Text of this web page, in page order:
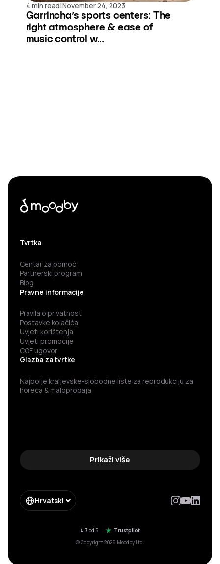
4 min read|November 24, 2023
Garrincha’s sports centers: The
right atmosphere & ease of
music control w...
Tvrtka
Centar za pomoć
Partnerski program
Blog
Pravne informacije
Pravila o privatnosti
Postavke kolačića
Uvjeti korištenja
Uvjeti promocije
COF ugovor
Glazba za tvrtke
Najbolje kraljevske-slobodne liste za reprodukciju za
horeca & maloprodaja
Prikaži više
Hrvatski
4.7 od 5
Trustpilot
© Copyright 2026 Moodby Ltd.